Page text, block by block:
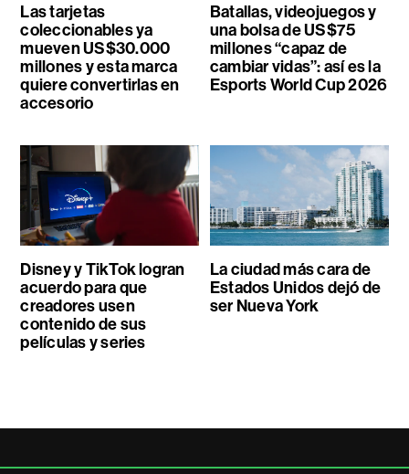
Las tarjetas
coleccionables ya
mueven US$30.000
millones y esta marca
quiere convertirlas en
accesorio
Batallas, videojuegos y
una bolsa de US$75
millones “capaz de
cambiar vidas”: así es la
Esports World Cup 2026
Disney y TikTok logran
acuerdo para que
creadores usen
contenido de sus
películas y series
La ciudad más cara de
Estados Unidos dejó de
ser Nueva York